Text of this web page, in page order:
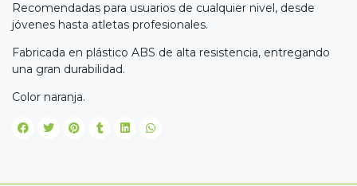
Recomendadas para usuarios de cualquier nivel, desde
jóvenes hasta atletas profesionales.
Fabricada en plástico ABS de alta resistencia, entregando
una gran durabilidad.
Color naranja.